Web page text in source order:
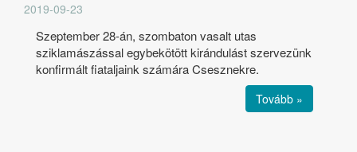
2019-09-23
Szeptember 28-án, szombaton vasalt utas
sziklamászással egybekötött kirándulást szervezünk
konfirmált fiataljaink számára Csesznekre.
Tovább »